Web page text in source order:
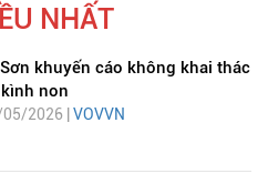
NHẤT
khuyến cáo không khai thác
non
2026 | VOVVN